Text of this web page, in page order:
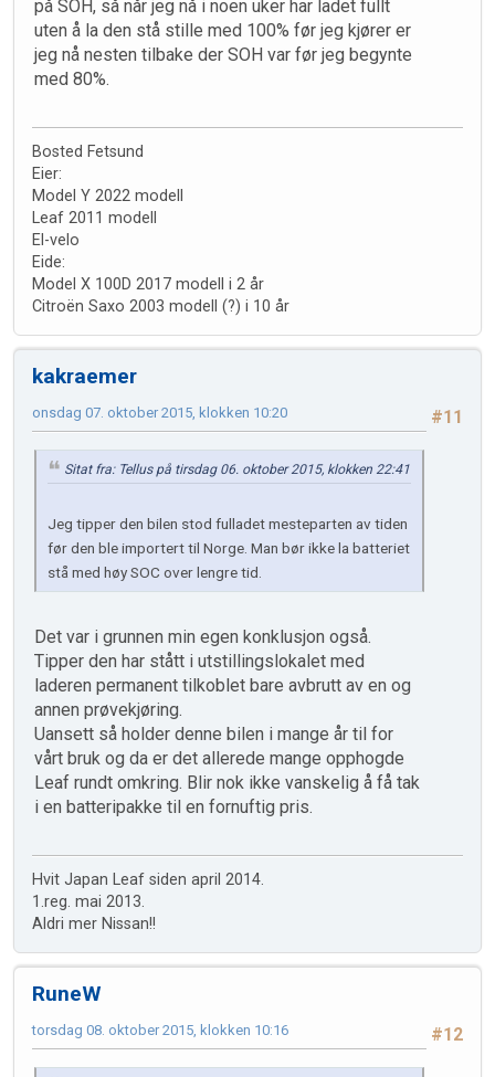
på SOH, så når jeg nå i noen uker har ladet fullt
uten å la den stå stille med 100% før jeg kjører er
jeg nå nesten tilbake der SOH var før jeg begynte
med 80%.
Bosted Fetsund
Eier:
Model Y 2022 modell
Leaf 2011 modell
El-velo
Eide:
Model X 100D 2017 modell i 2 år
Citroën Saxo 2003 modell (?) i 10 år
kakraemer
#11
onsdag 07. oktober 2015, klokken 10:20
Sitat fra: Tellus på tirsdag 06. oktober 2015, klokken 22:41
Jeg tipper den bilen stod fulladet mesteparten av tiden
før den ble importert til Norge. Man bør ikke la batteriet
stå med høy SOC over lengre tid.
Det var i grunnen min egen konklusjon også.
Tipper den har stått i utstillingslokalet med
laderen permanent tilkoblet bare avbrutt av en og
annen prøvekjøring.
Uansett så holder denne bilen i mange år til for
vårt bruk og da er det allerede mange opphogde
Leaf rundt omkring. Blir nok ikke vanskelig å få tak
i en batteripakke til en fornuftig pris.
Hvit Japan Leaf siden april 2014.
1.reg. mai 2013.
Aldri mer Nissan!!
RuneW
#12
torsdag 08. oktober 2015, klokken 10:16